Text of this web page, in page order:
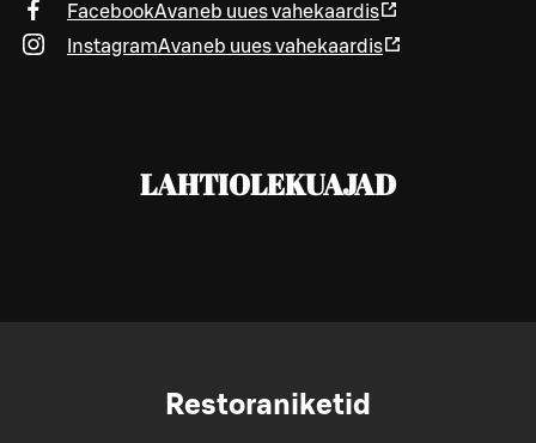
FacebookAvaneb uues vahekaardis
InstagramAvaneb uues vahekaardis
LAHTIOLEKUAJAD
Restoraniketid